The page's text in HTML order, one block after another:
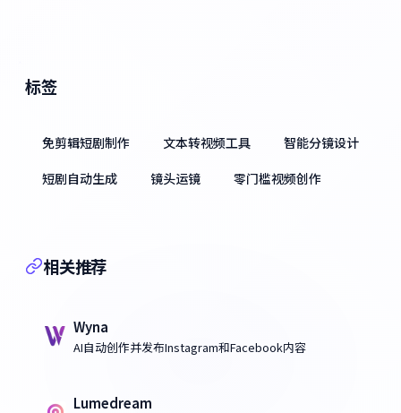
标签
免剪辑短剧制作 文本转视频工具
智能分镜设计
短剧自动生成
镜头运镜 零门槛视频创作
相关推荐
Wyna
AI自动创作并发布Instagram和Facebook内容
Lumedream